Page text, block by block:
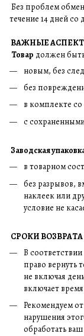
Без проблем
течение 14 дней со
ВАЖНЫЕ
Товар должен
новым, без
без
в комплекте со
с
Заводская
в товарном
без разрывов,
наклеек или
условие не
СРОКИ
В
право вернуть
не включая
включает
Рекомендуем
нарушения
обработать